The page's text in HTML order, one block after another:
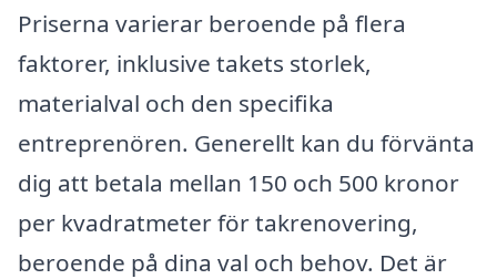
Priserna varierar beroende på flera
faktorer, inklusive takets storlek,
materialval och den specifika
entreprenören. Generellt kan du förvänta
dig att betala mellan 150 och 500 kronor
per kvadratmeter för takrenovering,
beroende på dina val och behov. Det är